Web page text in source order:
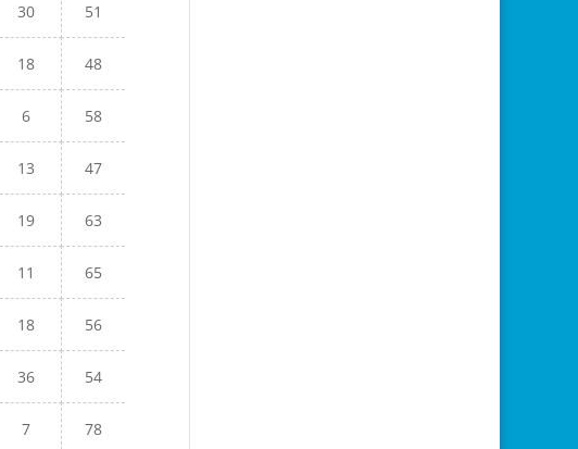
30 51
18 48
6 58
13 47
19 63
11 65
18 56
36 54
7 78